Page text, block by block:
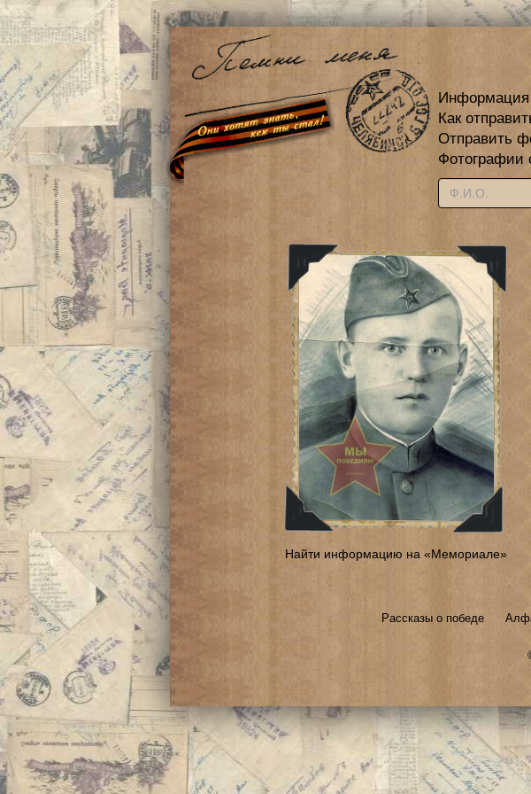
Информация
Как
Отправить
Фотографии
Найти информацию на «Мемориале»
Рассказы о победе